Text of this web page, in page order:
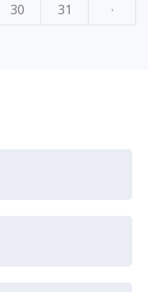
30 31 ·